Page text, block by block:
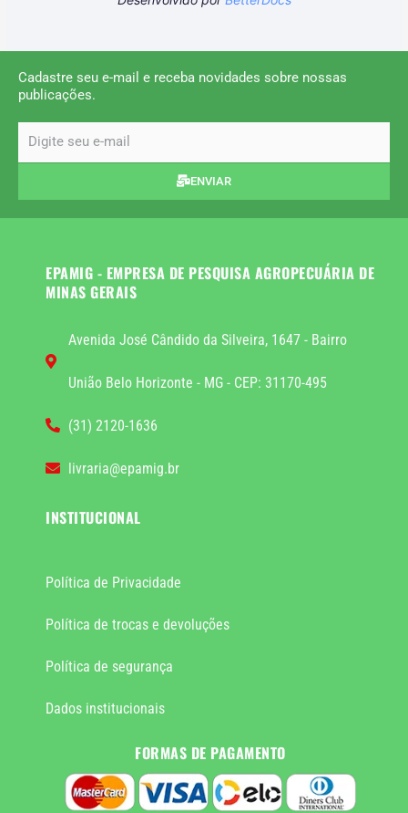
Cadastre seu e-mail e receba novidades sobre nossas
publicações.
ENVIAR
EPAMIG - EMPRESA DE PESQUISA AGROPECUÁRIA DE
MINAS GERAIS
Avenida José Cândido da Silveira, 1647 - Bairro
União Belo Horizonte - MG - CEP: 31170-495
(31) 2120-1636
livraria@epamig.br
INSTITUCIONAL
Política de Privacidade
Política de trocas e devoluções
Política de segurança
Dados institucionais
FORMAS DE PAGAMENTO